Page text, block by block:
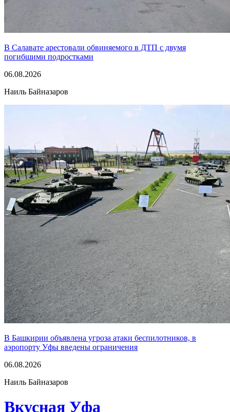
В Салавате арестовали обвиняемого в ДТП с двумя
погибшими подростками
06.08.2026
Наиль Байназаров
В Башкирии объявлена угроза атаки беспилотников, в
аэропорту Уфы введены ограничения
06.08.2026
Наиль Байназаров
Вкусная Уфа